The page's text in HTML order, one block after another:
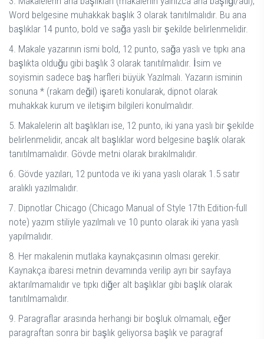
Word belgesine muhakkak başlık 3 olarak tanıtılmalıdır. Bu ana
başlıklar 14 punto, bold ve sağa yaslı bir şekilde belirlenmelidir.
4. Makale yazarının ismi bold, 12 punto, sağa yaslı ve tıpkı ana
başlıkta olduğu gibi başlık 3 olarak tanıtılmalıdır. İsim ve
soyismin sadece baş harfleri büyük Yazılmalı. Yazarın isminin
sonuna * (rakam değil) işareti konularak, dipnot olarak
muhakkak kurum ve iletişim bilgileri konulmalıdır.
5. Makalelerin alt başlıkları ise, 12 punto, iki yana yaslı bir şekilde
belirlenmelidir, ancak alt başlıklar word belgesine başlık olarak
tanıtılmamalıdır. Gövde metni olarak bırakılmalıdır.
6. Gövde yazıları, 12 puntoda ve iki yana yaslı olarak 1.5 satır
aralıklı yazılmalıdır.
7. Dipnotlar Chicago (Chicago Manual of Style 17th Edition-full
note) yazım stiliyle yazılmalı ve 10 punto olarak iki yana yaslı
yapılmalıdır.
8. Her makalenin mutlaka kaynakçasının olması gerekir.
Kaynakça ibaresi metnin devamında verilip ayrı bir sayfaya
aktarılmamalıdır ve tıpkı diğer alt başlıklar gibi başlık olarak
tanıtılmamalıdır.
9. Paragraflar arasında herhangi bir boşluk olmamalı, eğer
paragraftan sonra bir başlık geliyorsa başlık ve paragraf